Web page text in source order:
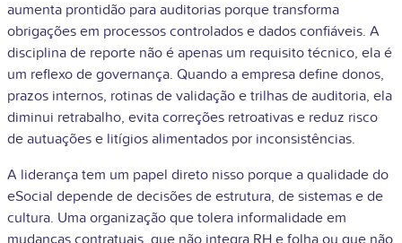
aumenta prontidão para auditorias porque transforma
obrigações em processos controlados e dados confiáveis. A
disciplina de reporte não é apenas um requisito técnico, ela é
um reflexo de governança. Quando a empresa define donos,
prazos internos, rotinas de validação e trilhas de auditoria, ela
diminui retrabalho, evita correções retroativas e reduz risco
de autuações e litígios alimentados por inconsistências.
A liderança tem um papel direto nisso porque a qualidade do
eSocial depende de decisões de estrutura, de sistemas e de
cultura. Uma organização que tolera informalidade em